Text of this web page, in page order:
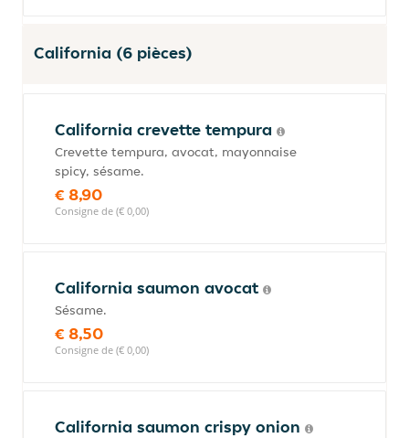
California (6 pièces)
California crevette tempura
Crevette tempura, avocat, mayonnaise
spicy, sésame.
€ 8,90
Consigne de (€ 0,00)
California saumon avocat
Sésame.
€ 8,50
Consigne de (€ 0,00)
California saumon crispy onion